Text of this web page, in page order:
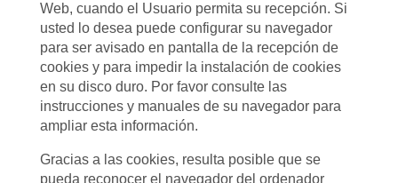
Web, cuando el Usuario permita su recepción. Si
usted lo desea puede configurar su navegador
para ser avisado en pantalla de la recepción de
cookies y para impedir la instalación de cookies
en su disco duro. Por favor consulte las
instrucciones y manuales de su navegador para
ampliar esta información.
Gracias a las cookies, resulta posible que se
pueda reconocer el navegador del ordenador